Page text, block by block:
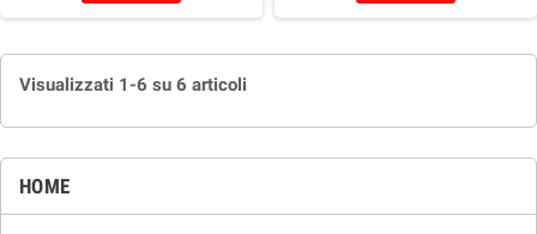
HOME
Visualizzati 1-6 su 6 articoli